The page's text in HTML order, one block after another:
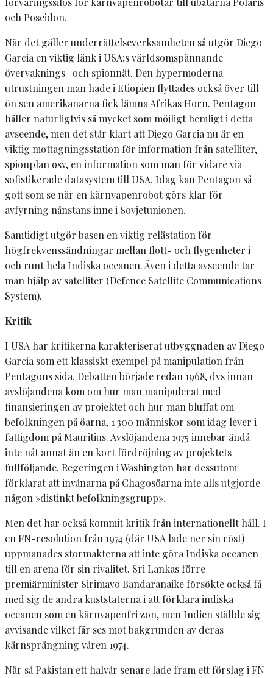
och Poseidon.
När det gäller underrättelseverksamheten så utgör Diego
Garcia en viktig länk i USA:s världsomspännande
övervaknings- och spionnät. Den hypermoderna
utrustningen man hade i Etiopien flyttades också över till
ön sen amerikanarna fick lämna Afrikas Horn. Pentagon
håller naturligtvis så mycket som möjligt hemligt i detta
avseende, men det står klart att Diego Garcia nu är en
viktig mottagningsstation för information från satelliter,
spionplan osv, en information som man för vidare via
sofistikerade datasystem till USA. Idag kan Pentagon så
gott som se när en kärnvapenrobot görs klar för
avfyrning nånstans inne i Sovjetunionen.
Samtidigt utgör basen en viktig relästation för
högfrekvenssändningar mellan flott- och flygenheter i
och runt hela Indiska oceanen. Även i detta avseende tar
man hjälp av satelliter (Defence Satellite Communications
System).
Kritik
I USA har kritikerna karakteriserat utbyggnaden av Diego
Garcia som ett klassiskt exempel på manipulation från
Pentagons sida. Debatten började redan 1968, dvs innan
avslöjandena kom om hur man manipulerat med
finansieringen av projektet och hur man bluffat om
befolkningen på öarna, 1 300 människor som idag lever i
fattigdom på Mauritius. Avslöjandena 1975 innebar ändå
inte nåt annat än en kort fördröjning av projektets
fullföljande. Regeringen i Washington har dessutom
förklarat att invånarna på Chagosöarna inte alls utgjorde
någon »distinkt befolkningsgrupp».
Men det har också kommit kritik från internationellt håll. I
en FN-resolution från 1974 (där USA lade ner sin röst)
uppmanades stormakterna att inte göra Indiska oceanen
till en arena för sin rivalitet. Sri Lankas förre
premiärminister Sirimavo Bandaranaike försökte också få
med sig de andra kuststaterna i att förklara indiska
oceanen som en kärnvapenfri zon, men Indien ställde sig
avvisande vilket får ses mot bakgrunden av deras
kärnsprängning våren 1974.
När så Pakistan ett halvår senare lade fram ett förslag i FN